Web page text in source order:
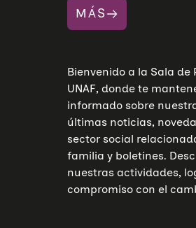
MÁS
Bienvenido a la Sala de
UNAF, donde te
informado sobre
últimas noticias,
sector social
familia y boletines.
nuestras actividades,
compromiso con el